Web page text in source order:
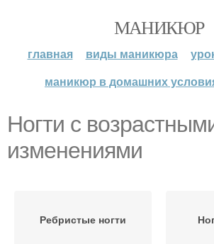
МАНИКЮР
главная виды маникюра
маникюр в домашних
Ногти с
изменениями
Ребристые ногти